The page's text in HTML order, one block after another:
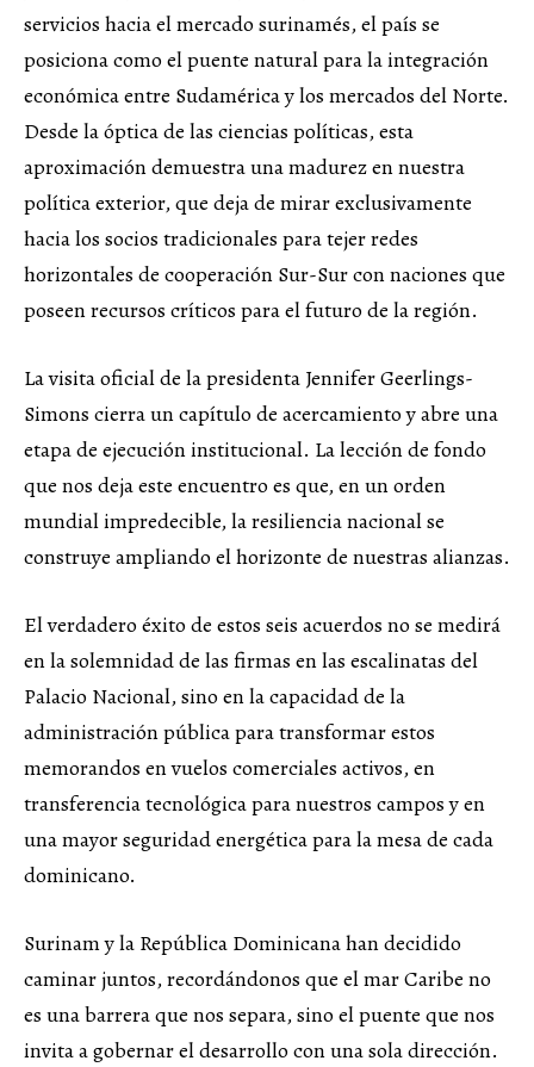
servicios hacia el mercado surinamés, el país se
posiciona como el puente natural para la integración
económica entre Sudamérica y los mercados del Norte.
Desde la óptica de las ciencias políticas, esta
aproximación demuestra una madurez en nuestra
política exterior, que deja de mirar exclusivamente
hacia los socios tradicionales para tejer redes
horizontales de cooperación Sur-Sur con naciones que
poseen recursos críticos para el futuro de la región.
La visita oficial de la presidenta Jennifer Geerlings-
Simons cierra un capítulo de acercamiento y abre una
etapa de ejecución institucional. La lección de fondo
que nos deja este encuentro es que, en un orden
mundial impredecible, la resiliencia nacional se
construye ampliando el horizonte de nuestras alianzas.
El verdadero éxito de estos seis acuerdos no se medirá
en la solemnidad de las firmas en las escalinatas del
Palacio Nacional, sino en la capacidad de la
administración pública para transformar estos
memorandos en vuelos comerciales activos, en
transferencia tecnológica para nuestros campos y en
una mayor seguridad energética para la mesa de cada
dominicano.
Surinam y la República Dominicana han decidido
caminar juntos, recordándonos que el mar Caribe no
es una barrera que nos separa, sino el puente que nos
invita a gobernar el desarrollo con una sola dirección.